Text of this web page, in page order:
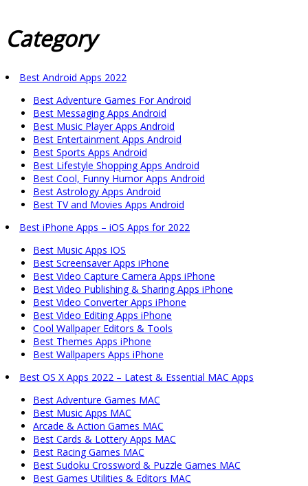
Category
Best Android Apps 2022
Best Adventure Games For Android
Best Messaging Apps Android
Best Music Player Apps Android
Best Entertainment Apps Android
Best Sports Apps Android
Best Lifestyle Shopping Apps Android
Best Cool, Funny Humor Apps Android
Best Astrology Apps Android
Best TV and Movies Apps Android
Best iPhone Apps – iOS Apps for 2022
Best Music Apps IOS
Best Screensaver Apps iPhone
Best Video Capture Camera Apps iPhone
Best Video Publishing & Sharing Apps iPhone
Best Video Converter Apps iPhone
Best Video Editing Apps iPhone
Cool Wallpaper Editors & Tools
Best Themes Apps iPhone
Best Wallpapers Apps iPhone
Best OS X Apps 2022 – Latest & Essential MAC Apps
Best Adventure Games MAC
Best Music Apps MAC
Arcade & Action Games MAC
Best Cards & Lottery Apps MAC
Best Racing Games MAC
Best Sudoku Crossword & Puzzle Games MAC
Best Games Utilities & Editors MAC